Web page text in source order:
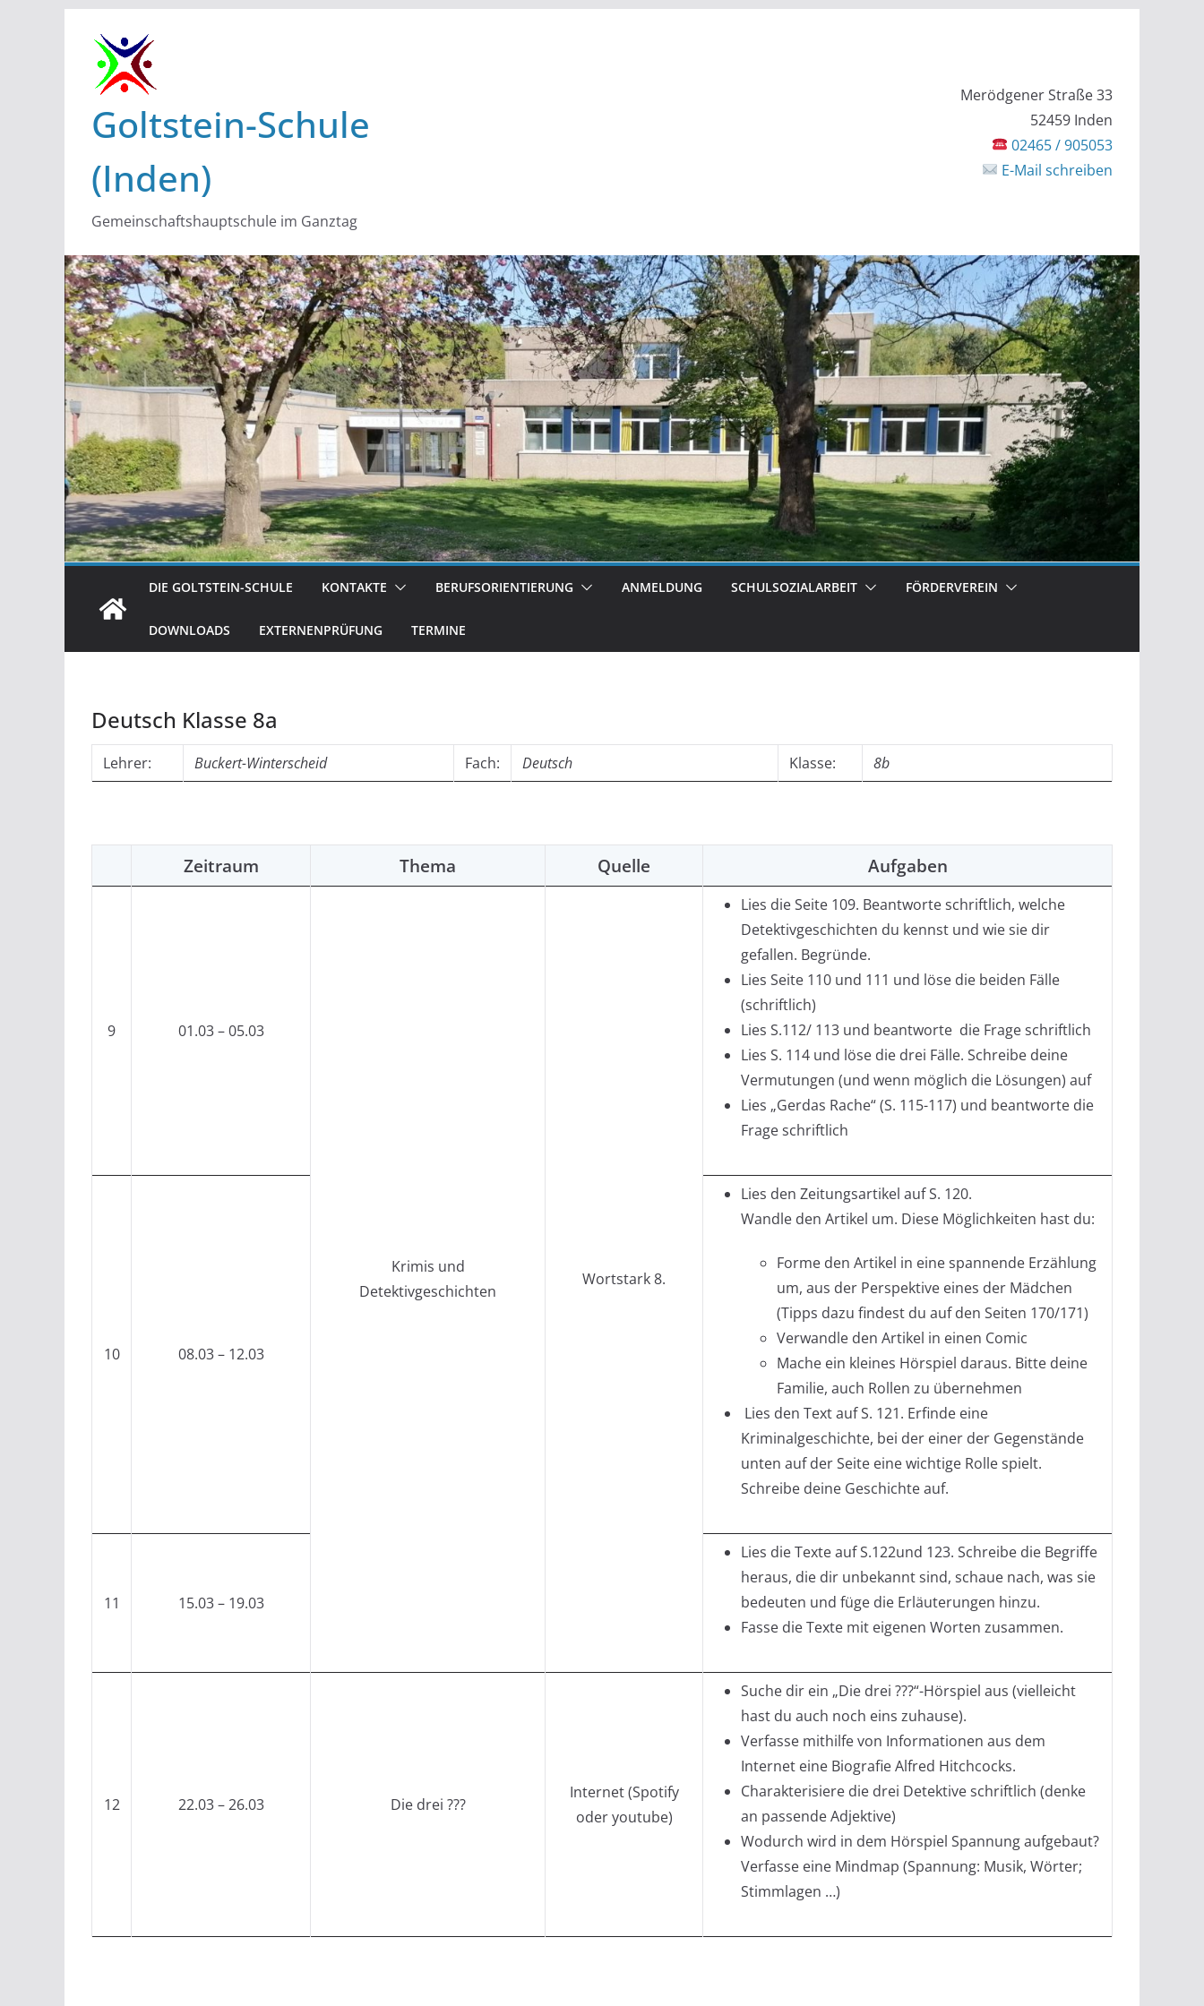
Inhalt
springen
Goltstein-Schule
(Inden)
Gemeinschaftshauptschule im Ganztag
Merödgener Straße 33
52459 Inden
02465 / 905053
E-Mail schreiben
DIE GOLTSTEIN-SCHULE KONTAKTE BERUFSORIENTIERUNG ANMELDUNG SCHULSOZIALARBEIT FÖRDERVEREIN
DOWNLOADS EXTERNENPRÜFUNG TERMINE
Deutsch Klasse 8a
Lehrer: Buckert-Winterscheid Fach: Deutsch Klasse: 8b
Zeitraum Thema Quelle Aufgaben
9 01.03 – 05.03
Krimis und
Detektivgeschichten
Wortstark 8.
Lies die Seite 109. Beantworte schriftlich, welche
Detektivgeschichten du kennst und wie sie dir
gefallen. Begründe.
Lies Seite 110 und 111 und löse die beiden Fälle
(schriftlich)
Lies S.112/ 113 und beantworte die Frage schriftlich
Lies S. 114 und löse die drei Fälle. Schreibe deine
Vermutungen (und wenn möglich die Lösungen) auf
Lies „Gerdas Rache“ (S. 115-117) und beantworte die
Frage schriftlich
10 08.03 – 12.03
Lies den Zeitungsartikel auf S. 120.
Wandle den Artikel um. Diese Möglichkeiten hast du:
Forme den Artikel in eine spannende Erzählung
um, aus der Perspektive eines der Mädchen
(Tipps dazu findest du auf den Seiten 170/171)
Verwandle den Artikel in einen Comic
Mache ein kleines Hörspiel daraus. Bitte deine
Familie, auch Rollen zu übernehmen
Lies den Text auf S. 121. Erfinde eine
Kriminalgeschichte, bei der einer der Gegenstände
unten auf der Seite eine wichtige Rolle spielt.
Schreibe deine Geschichte auf.
11 15.03 – 19.03
Lies die Texte auf S.122und 123. Schreibe die Begriffe
heraus, die dir unbekannt sind, schaue nach, was sie
bedeuten und füge die Erläuterungen hinzu.
Fasse die Texte mit eigenen Worten zusammen.
12 22.03 – 26.03 Die drei ???
Internet (Spotify
oder youtube)
Suche dir ein „Die drei ???“-Hörspiel aus (vielleicht
hast du auch noch eins zuhause).
Verfasse mithilfe von Informationen aus dem
Internet eine Biografie Alfred Hitchcocks.
Charakterisiere die drei Detektive schriftlich (denke
an passende Adjektive)
Wodurch wird in dem Hörspiel Spannung aufgebaut?
Verfasse eine Mindmap (Spannung: Musik, Wörter;
Stimmlagen …)